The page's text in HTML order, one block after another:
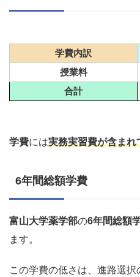
学費内訳
授業料
合計
学費には実務実習費が含まれ
6年間総額学費
富山大学薬学部の6年間総額
ます。
この学費の低さは、進路選